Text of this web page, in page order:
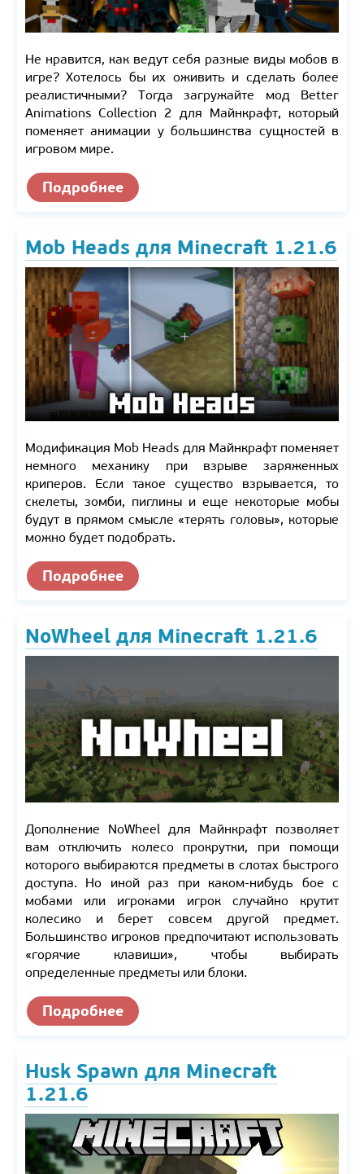
Не нравится, как ведут себя разные виды мобов в
игре? Хотелось бы их оживить и сделать более
реалистичными? Тогда загружайте мод Better
Animations Collection 2 для Майнкрафт, который
поменяет анимации у большинства сущностей в
игровом мире.
Подробнее
Mob Heads для Minecraft 1.21.6
Модификация Mob Heads для Майнкрафт поменяет
немного механику при взрыве заряженных
криперов. Если такое существо взрывается, то
скелеты, зомби, пиглины и еще некоторые мобы
будут в прямом смысле «терять головы», которые
можно будет подобрать.
Подробнее
NoWheel для Minecraft 1.21.6
Дополнение NoWheel для Майнкрафт позволяет
вам отключить колесо прокрутки, при помощи
которого выбираются предметы в слотах быстрого
доступа. Но иной раз при каком-нибудь бое с
мобами или игроками игрок случайно крутит
колесико и берет совсем другой предмет.
Большинство игроков предпочитают использовать
«горячие клавиши», чтобы выбирать
определенные предметы или блоки.
Подробнее
Husk Spawn для Minecraft
1.21.6